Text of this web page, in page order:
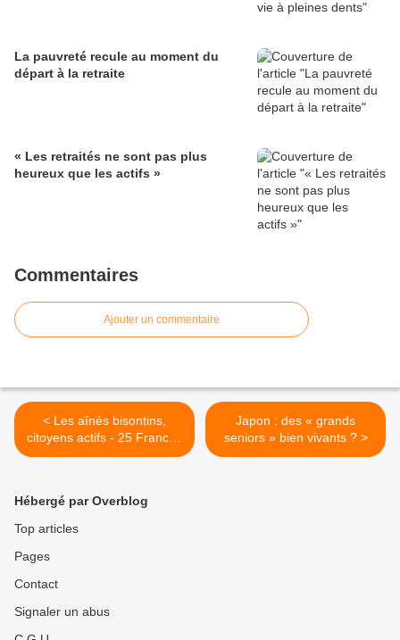
La pauvreté recule au moment du
départ à la retraite
« Les retraités ne sont pas plus
heureux que les actifs »
Commentaires
Ajouter un commentaire
< Les aînés bisontins,
citoyens actifs - 25 Franche
Comté
Japon : des « grands
seniors » bien vivants ? >
Hébergé par Overblog
Top articles
Pages
Contact
Signaler un abus